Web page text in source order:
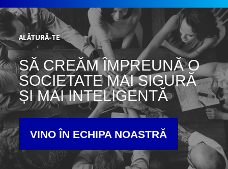
ALĂTURĂ-TE
SĂ CREĂM ÎMPREUNĂ O
SOCIETATE MAI SIGURĂ
ȘI MAI INTELIGENTĂ
VINO ÎN ECHIPA NOASTRĂ